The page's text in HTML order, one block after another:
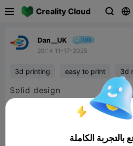
Creality Cloud  
Dan__UK
20:14 11-17-2025
3d printing easy to print 3d
Solid design
بالتجربة الكاملة